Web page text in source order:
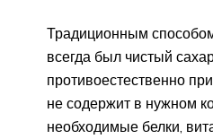
Традиционным
всегда был чистый
противоестественно
не содержит в нужном
необходимые белки,